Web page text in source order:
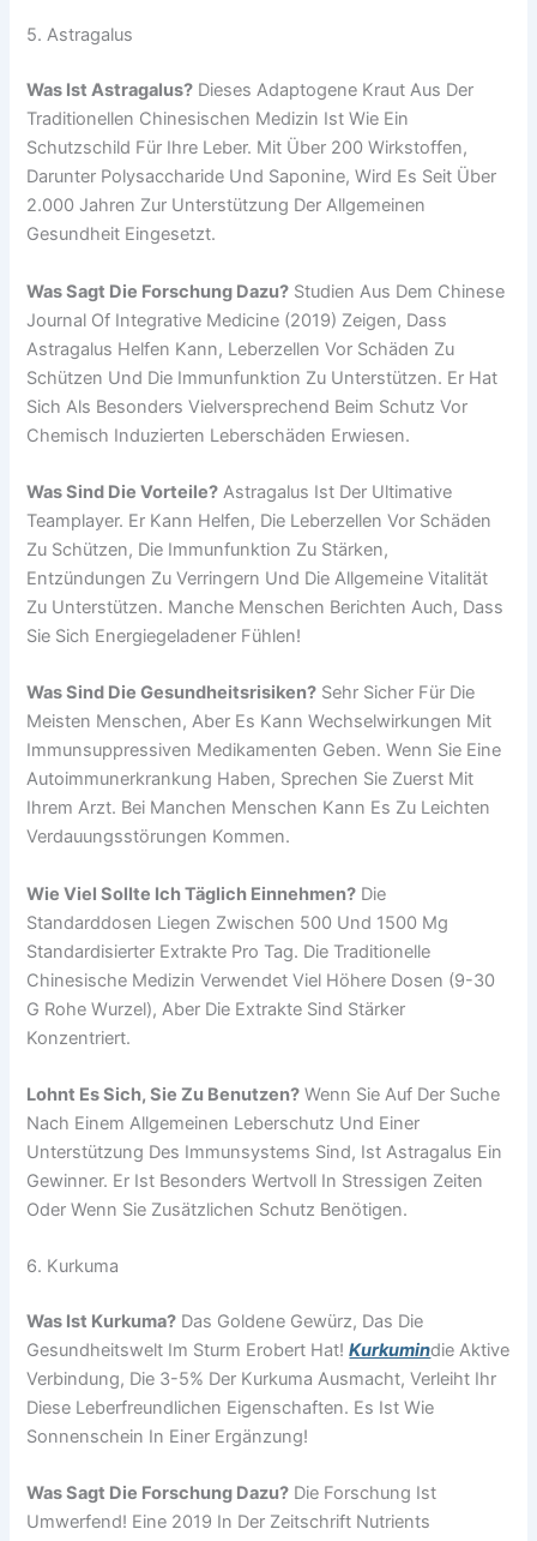
5. Astragalus
Was Ist Astragalus? Dieses Adaptogene Kraut Aus Der
Traditionellen Chinesischen Medizin Ist Wie Ein
Schutzschild Für Ihre Leber. Mit Über 200 Wirkstoffen,
Darunter Polysaccharide Und Saponine, Wird Es Seit Über
2.000 Jahren Zur Unterstützung Der Allgemeinen
Gesundheit Eingesetzt.
Was Sagt Die Forschung Dazu? Studien Aus Dem Chinese
Journal Of Integrative Medicine (2019) Zeigen, Dass
Astragalus Helfen Kann, Leberzellen Vor Schäden Zu
Schützen Und Die Immunfunktion Zu Unterstützen. Er Hat
Sich Als Besonders Vielversprechend Beim Schutz Vor
Chemisch Induzierten Leberschäden Erwiesen.
Was Sind Die Vorteile? Astragalus Ist Der Ultimative
Teamplayer. Er Kann Helfen, Die Leberzellen Vor Schäden
Zu Schützen, Die Immunfunktion Zu Stärken,
Entzündungen Zu Verringern Und Die Allgemeine Vitalität
Zu Unterstützen. Manche Menschen Berichten Auch, Dass
Sie Sich Energiegeladener Fühlen!
Was Sind Die Gesundheitsrisiken? Sehr Sicher Für Die
Meisten Menschen, Aber Es Kann Wechselwirkungen Mit
Immunsuppressiven Medikamenten Geben. Wenn Sie Eine
Autoimmunerkrankung Haben, Sprechen Sie Zuerst Mit
Ihrem Arzt. Bei Manchen Menschen Kann Es Zu Leichten
Verdauungsstörungen Kommen.
Wie Viel Sollte Ich Täglich Einnehmen? Die
Standarddosen Liegen Zwischen 500 Und 1500 Mg
Standardisierter Extrakte Pro Tag. Die Traditionelle
Chinesische Medizin Verwendet Viel Höhere Dosen (9-30
G Rohe Wurzel), Aber Die Extrakte Sind Stärker
Konzentriert.
Lohnt Es Sich, Sie Zu Benutzen? Wenn Sie Auf Der Suche
Nach Einem Allgemeinen Leberschutz Und Einer
Unterstützung Des Immunsystems Sind, Ist Astragalus Ein
Gewinner. Er Ist Besonders Wertvoll In Stressigen Zeiten
Oder Wenn Sie Zusätzlichen Schutz Benötigen.
6. Kurkuma
Was Ist Kurkuma? Das Goldene Gewürz, Das Die
Gesundheitswelt Im Sturm Erobert Hat!KurkuminDie Aktive
Verbindung, Die 3-5% Der Kurkuma Ausmacht, Verleiht Ihr
Diese Leberfreundlichen Eigenschaften. Es Ist Wie
Sonnenschein In Einer Ergänzung!
Was Sagt Die Forschung Dazu? Die Forschung Ist
Umwerfend! Eine 2019 In Der Zeitschrift Nutrients